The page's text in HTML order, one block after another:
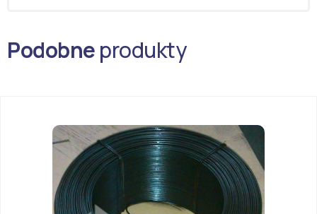
Podobneprodukty